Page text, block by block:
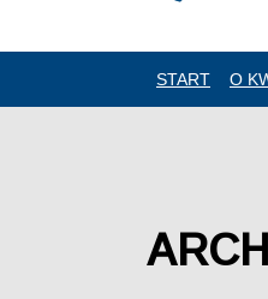
START O